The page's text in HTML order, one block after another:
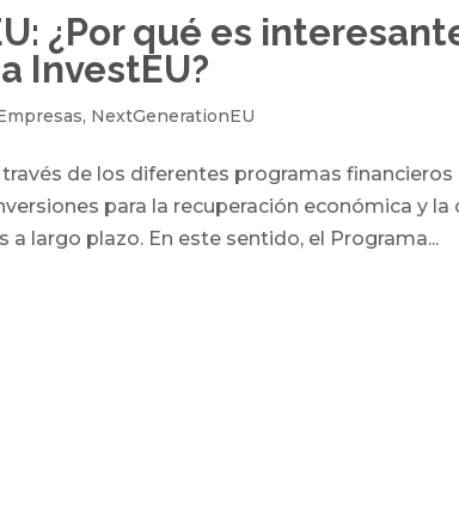
¿Por qué es
InvestEU?
, NextGenerationEU
de los diferentes programas financieros
para la recuperación económica y la
largo plazo. En este sentido, el Programa...